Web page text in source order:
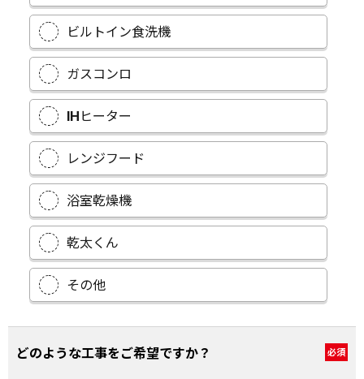
ビルトイン食洗機
ガスコンロ
IHヒーター
レンジフード
浴室乾燥機
乾太くん
その他
どのような工事をご希望ですか？ 必須